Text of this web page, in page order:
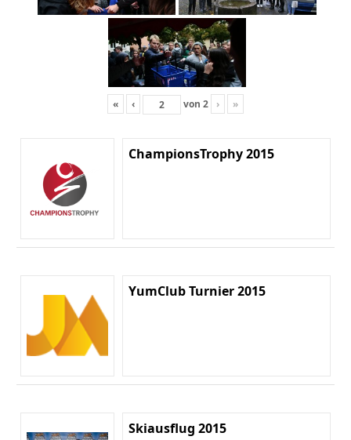
« ‹ von 2 › »
ChampionsTrophy 2015
YumClub Turnier 2015
Skiausflug 2015